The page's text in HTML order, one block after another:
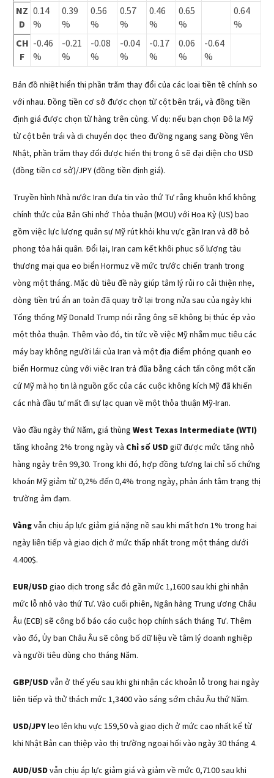
NZ
D
0.14
%
0.39
%
0.56
%
0.57
%
0.46
%
0.65
%
0.64
%
CH
F
-0.46
%
-0.21
%
-0.08
%
-0.04
%
-0.17
%
0.06
%
-0.64
%
Bản đồ nhiệt hiển thị phần trăm thay đổi của các loại tiền tệ chính so
với nhau. Đồng tiền cơ sở được chọn từ cột bên trái, và đồng tiền
định giá được chọn từ hàng trên cùng. Ví dụ: nếu bạn chọn Đô la Mỹ
từ cột bên trái và di chuyển dọc theo đường ngang sang Đồng Yên
Nhật, phần trăm thay đổi được hiển thị trong ô sẽ đại diện cho USD
(đồng tiền cơ sở)/JPY (đồng tiền định giá).
Truyền hình Nhà nước Iran đưa tin vào thứ Tư rằng khuôn khổ không
chính thức của Bản Ghi nhớ Thỏa thuận (MOU) với Hoa Kỳ (US) bao
gồm việc lực lượng quân sự Mỹ rút khỏi khu vực gần Iran và dỡ bỏ
phong tỏa hải quân. Đổi lại, Iran cam kết khôi phục số lượng tàu
thương mại qua eo biển Hormuz về mức trước chiến tranh trong
vòng một tháng. Mặc dù tiêu đề này giúp tâm lý rủi ro cải thiện nhẹ,
dòng tiền trú ẩn an toàn đã quay trở lại trong nửa sau của ngày khi
Tổng thống Mỹ Donald Trump nói rằng ông sẽ không bị thúc ép vào
một thỏa thuận. Thêm vào đó, tin tức về việc Mỹ nhắm mục tiêu các
máy bay không người lái của Iran và một địa điểm phóng quanh eo
biển Hormuz cùng với việc Iran trả đũa bằng cách tấn công một căn
cứ Mỹ mà họ tin là nguồn gốc của các cuộc không kích Mỹ đã khiến
các nhà đầu tư mất đi sự lạc quan về một thỏa thuận Mỹ-Iran.
Vào đầu ngày thứ Năm, giá thùng West Texas Intermediate (WTI)
tăng khoảng 2% trong ngày và Chỉ số USDgiữ được mức tăng nhỏ
hàng ngày trên 99,30. Trong khi đó, hợp đồng tương lai chỉ số chứng
khoán Mỹ giảm từ 0,2% đến 0,4% trong ngày, phản ánh tâm trạng thị
trường ảm đạm.
Vàngvẫn chịu áp lực giảm giá nặng nề sau khi mất hơn 1% trong hai
ngày liên tiếp và giao dịch ở mức thấp nhất trong một tháng dưới
4.400$.
EUR/USDgiao dịch trong sắc đỏ gần mức 1,1600 sau khi ghi nhận
mức lỗ nhỏ vào thứ Tư. Vào cuối phiên, Ngân hàng Trung ương Châu
Âu (ECB) sẽ công bố báo cáo cuộc họp chính sách tháng Tư. Thêm
vào đó, Ủy ban Châu Âu sẽ công bố dữ liệu về tâm lý doanh nghiệp
và người tiêu dùng cho tháng Năm.
GBP/USDvẫn ở thế yếu sau khi ghi nhận các khoản lỗ trong hai ngày
liên tiếp và thử thách mức 1,3400 vào sáng sớm châu Âu thứ Năm.
USD/JPYleo lên khu vực 159,50 và giao dịch ở mức cao nhất kể từ
khi Nhật Bản can thiệp vào thị trường ngoại hối vào ngày 30 tháng 4.
AUD/USDvẫn chịu áp lực giảm giá và giảm về mức 0,7100 sau khi